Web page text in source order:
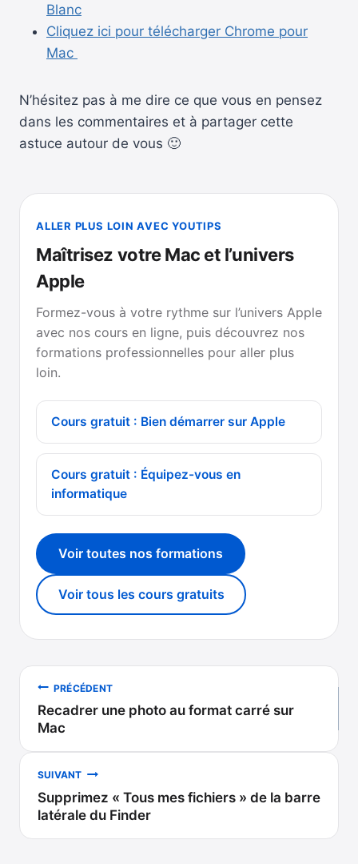
Blanc
Cliquez ici pour télécharger Chrome pour
Mac
N’hésitez pas à me dire ce que vous en pensez
dans les commentaires et à partager cette
astuce autour de vous 🙂
ALLER PLUS LOIN AVEC YOUTIPS
Maîtrisez votre Mac et l’univers
Apple
Formez-vous à votre rythme sur l’univers Apple
avec nos cours en ligne, puis découvrez nos
formations professionnelles pour aller plus
loin.
Cours gratuit : Bien démarrer sur Apple
Cours gratuit : Équipez-vous en
informatique
Voir toutes nos formations
Voir tous les cours gratuits
Navigation
de
l’article
PRÉCÉDENT
Recadrer une photo au format carré sur
Mac
SUIVANT
Supprimez « Tous mes fichiers » de la barre
latérale du Finder